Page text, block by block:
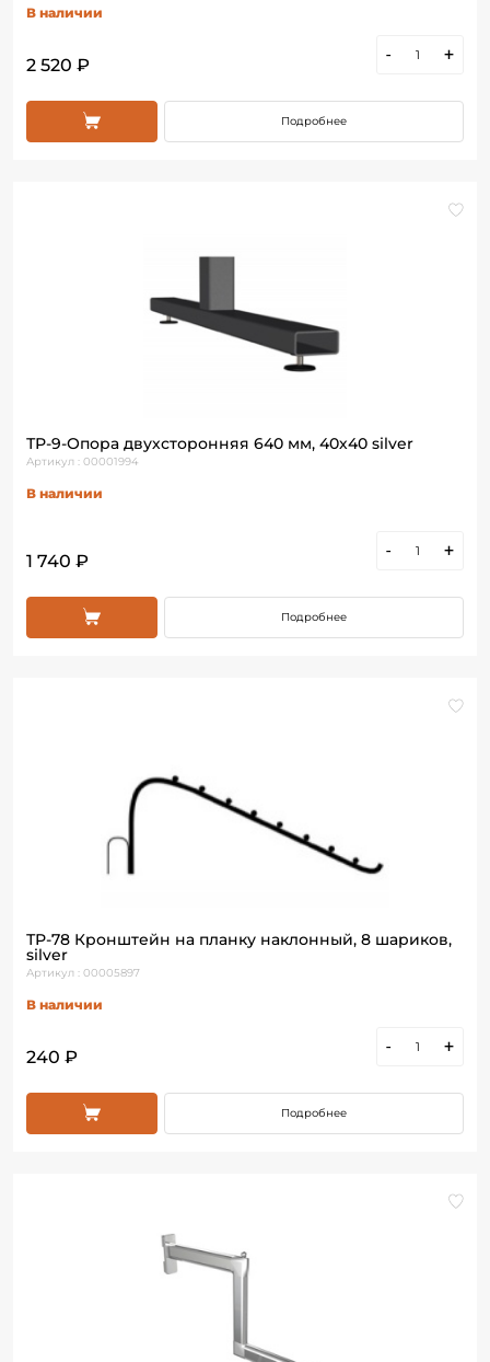
В наличии
2 520 ₽
- +
Подробнее
ТР-9-Опора двухсторонняя 640 мм, 40х40 silver
Артикул : 00001994
В наличии
1 740 ₽
- +
Подробнее
ТР-78 Кронштейн на планку наклонный, 8 шариков,
silver
Артикул : 00005897
В наличии
240 ₽
- +
Подробнее